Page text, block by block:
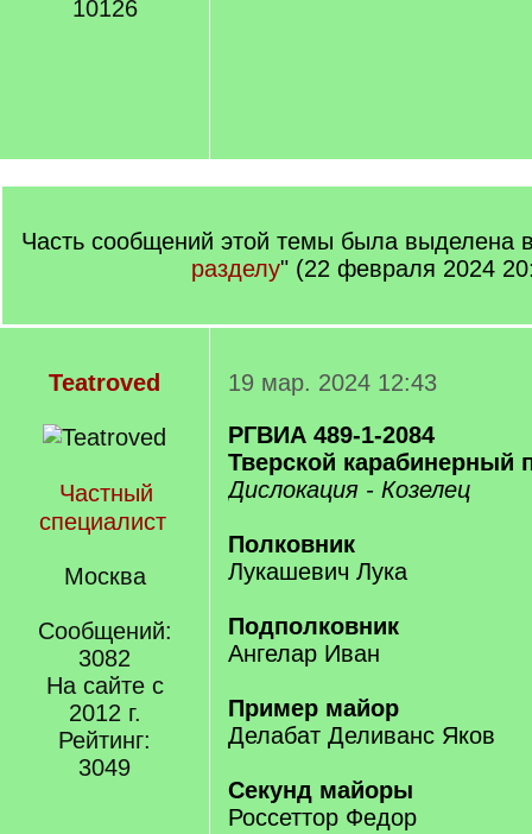
10126
Часть сообщений этой темы была выделена
разделу" (22 февраля 2024
Teatroved
Частный
специалист
Москва
Сообщений:
3082
На сайте с
2012 г.
Рейтинг:
3049
19 мар. 2024 12:43
РГВИА 489-1-2084
Тверской карабинерный
Дислокация - Козелец
Полковник
Лукашевич Лука
Подполковник
Ангелар Иван
Пример майор
Делабат Деливанс Яков
Секунд майоры
Россеттор Федор